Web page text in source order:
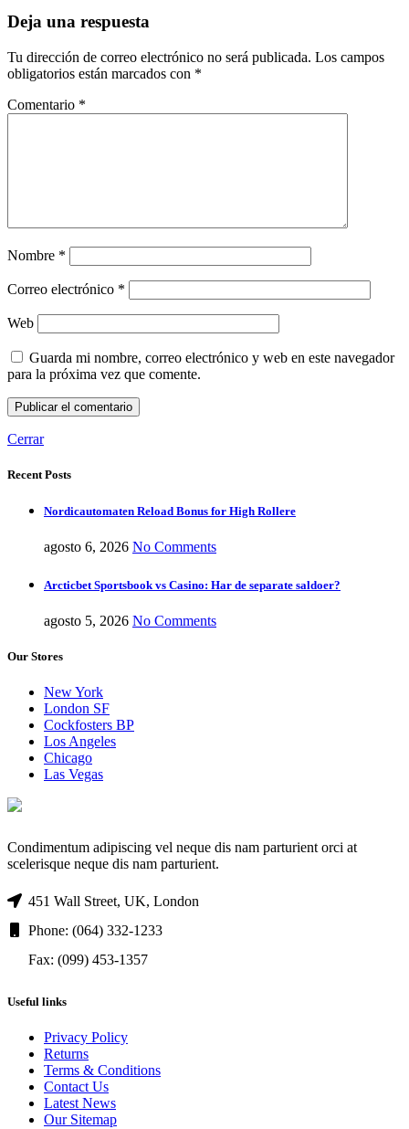
Deja una respuesta
Tu dirección de correo electrónico no será publicada. Los campos
obligatorios están marcados con *
Comentario *
Nombre *
Correo electrónico *
Web
Guarda mi nombre, correo electrónico y web en este navegador
para la próxima vez que comente.
Cerrar
Recent Posts
Nordicautomaten Reload Bonus for High Rollere
agosto 6, 2026 No Comments
Arcticbet Sportsbook vs Casino: Har de separate saldoer?
agosto 5, 2026 No Comments
Our Stores
New York
London SF
Cockfosters BP
Los Angeles
Chicago
Las Vegas
Condimentum adipiscing vel neque dis nam parturient orci at
scelerisque neque dis nam parturient.
451 Wall Street, UK, London
Phone: (064) 332-1233
Fax: (099) 453-1357
Useful links
Privacy Policy
Returns
Terms & Conditions
Contact Us
Latest News
Our Sitemap